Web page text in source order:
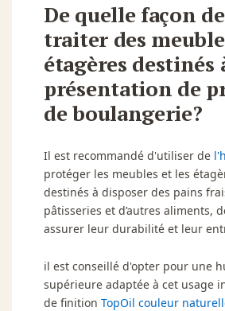
De quelle façon
traiter des
étagères destinés
présentation de
de boulangerie?
Il est recommandé d'utiliser de
protéger les meubles et les
destinés à disposer des pains
pâtisseries et d’autres aliments,
assurer leur durabilité et leur
il est conseillé d'opter pour une
supérieure adaptée à cet usage
de finition TopOil couleur